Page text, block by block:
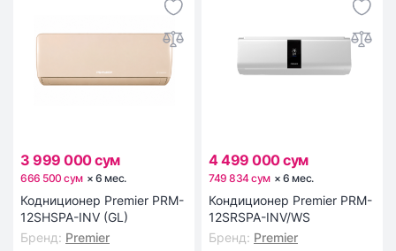
3 999 000 сум
666 500 сум ×6 мес.
Кодниционер Premier PRM-
12SHSPA-INV (GL)
Бренд: Premier
4 499 000 сум
749 834 сум ×6 мес.
Кондиционер Premier PRM-
12SRSPA-INV/WS
Бренд: Premier